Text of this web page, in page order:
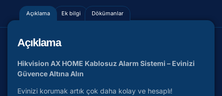
Açıklama Ek bilgi Dökümanlar
Açıklama
Hikvision AX HOME Kablosuz Alarm Sistemi – Evinizi
Güvence Altına Alın
Evinizi korumak artık çok daha kolay ve hesaplı!